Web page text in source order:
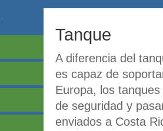
Tanque
A diferencia del
es capaz de
Europa, los
de seguridad y
enviados a Costa